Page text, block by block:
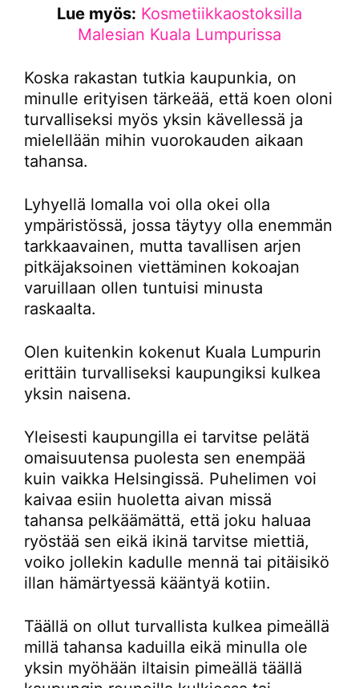
Lue myös: Kosmetiikkaostoksilla
Malesian Kuala Lumpurissa
Koska rakastan tutkia kaupunkia, on
minulle erityisen tärkeää, että koen oloni
turvalliseksi myös yksin kävellessä ja
mielellään mihin vuorokauden aikaan
tahansa.
Lyhyellä lomalla voi olla okei olla
ympäristössä, jossa täytyy olla enemmän
tarkkaavainen, mutta tavallisen arjen
pitkäjaksoinen viettäminen kokoajan
varuillaan ollen tuntuisi minusta
raskaalta.
Olen kuitenkin kokenut Kuala Lumpurin
erittäin turvalliseksi kaupungiksi kulkea
yksin naisena.
Yleisesti kaupungilla ei tarvitse pelätä
omaisuutensa puolesta sen enempää
kuin vaikka Helsingissä. Puhelimen voi
kaivaa esiin huoletta aivan missä
tahansa pelkäämättä, että joku haluaa
ryöstää sen eikä ikinä tarvitse miettiä,
voiko jollekin kadulle mennä tai pitäisikö
illan hämärtyessä kääntyä kotiin.
Täällä on ollut turvallista kulkea pimeällä
millä tahansa kaduilla eikä minulla ole
yksin myöhään iltaisin pimeällä täällä